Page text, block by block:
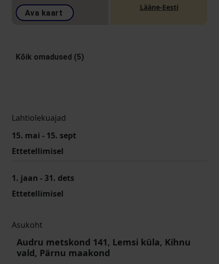
Ava kaart
Lääne-Eesti
Kõik omadused (5)
Lahtiolekuajad
15. mai - 15. sept
Ettetellimisel
1. jaan - 31. dets
Ettetellimisel
Asukoht
Audru metskond 141, Lemsi küla, Kihnu
vald, Pärnu maakond